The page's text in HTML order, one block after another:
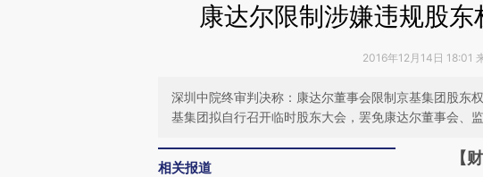
康达尔限制涉嫌违规股
2016年12月14日 18:01
深圳中院终审判决称：康达尔董事会限制京基集团股东
基集团拟自行召开临时股东大会，罢免康达尔董事会、
相关报道
请务必
【